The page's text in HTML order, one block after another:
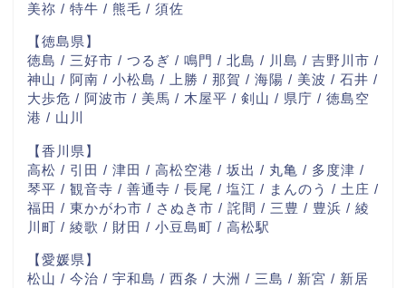
美祢 / 特牛 / 熊毛 / 須佐
【徳島県】
徳島 / 三好市 / つるぎ / 鳴門 / 北島 / 川島 / 吉野川市 /
神山 / 阿南 / 小松島 / 上勝 / 那賀 / 海陽 / 美波 / 石井 /
大歩危 / 阿波市 / 美馬 / 木屋平 / 剣山 / 県庁 / 徳島空
港 / 山川
【香川県】
高松 / 引田 / 津田 / 高松空港 / 坂出 / 丸亀 / 多度津 /
琴平 / 観音寺 / 善通寺 / 長尾 / 塩江 / まんのう / 土庄 /
福田 / 東かがわ市 / さぬき市 / 詫間 / 三豊 / 豊浜 / 綾
川町 / 綾歌 / 財田 / 小豆島町 / 高松駅
【愛媛県】
松山 / 今治 / 宇和島 / 西条 / 大洲 / 三島 / 新宮 / 新居